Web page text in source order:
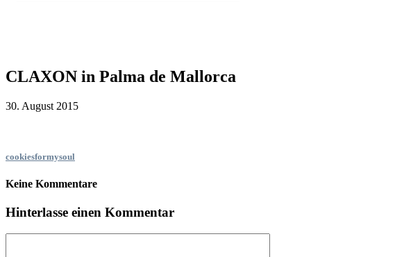
CLAXON in Palma de Mallorca
30. August 2015
cookiesformysoul
Keine Kommentare
Hinterlasse einen Kommentar